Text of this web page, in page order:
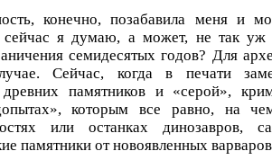
конечно, позабавила меня и
сейчас я думаю, а может, не так
семидесятых годов? Для
Сейчас, когда в печати
древних памятников и «серой»,
которым все равно, на
или останках динозавров,
памятники от новоявленных